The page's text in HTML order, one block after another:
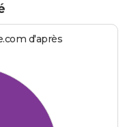
d'après